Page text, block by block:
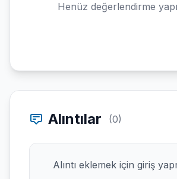
Henüz değerlendirme
Alıntılar (0)
Alıntı eklemek için giriş